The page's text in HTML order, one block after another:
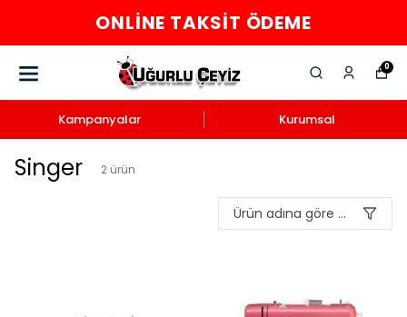
ONLINE TAKSIT ÖDEME
0
Kampanyalar Kurumsal
Singer 2 ürün
Ürün adına göre A-Z